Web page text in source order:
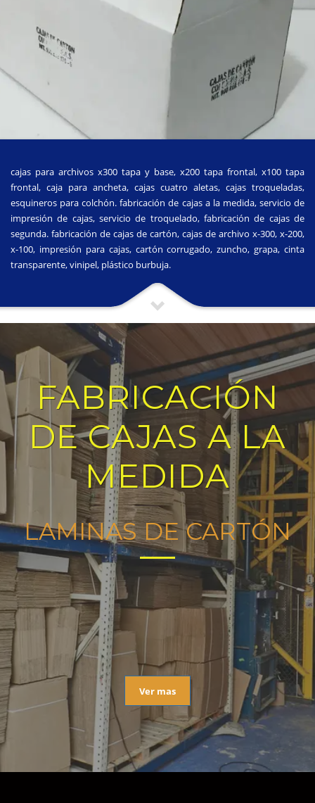
cajas para archivos x300 tapa y base, x200 tapa frontal, x100 tapa
frontal, caja para ancheta, cajas cuatro aletas, cajas troqueladas,
esquineros para colchón. fabricación de cajas a la medida, servicio de
impresión de cajas, servicio de troquelado, fabricación de cajas de
segunda. fabricación de cajas de cartón, cajas de archivo x-300, x-200,
x-100, impresión para cajas, cartón corrugado, zuncho, grapa, cinta
transparente, vinipel, plástico burbuja.
FABRICACIÓN
DE CAJAS A LA
MEDIDA
LAMINAS DE CARTÓN
Ver mas